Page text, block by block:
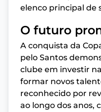
elenco principal de
O futuro
A conquista da
pelo Santos
clube em investir
formar novos
reconhecido por
ao longo dos anos,